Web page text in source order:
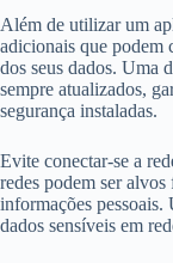
Além de utilizar um
adicionais que podem
dos seus dados. Uma
sempre atualizados,
segurança instaladas.
Evite conectar-se a
redes podem ser
informações
dados sensíveis em